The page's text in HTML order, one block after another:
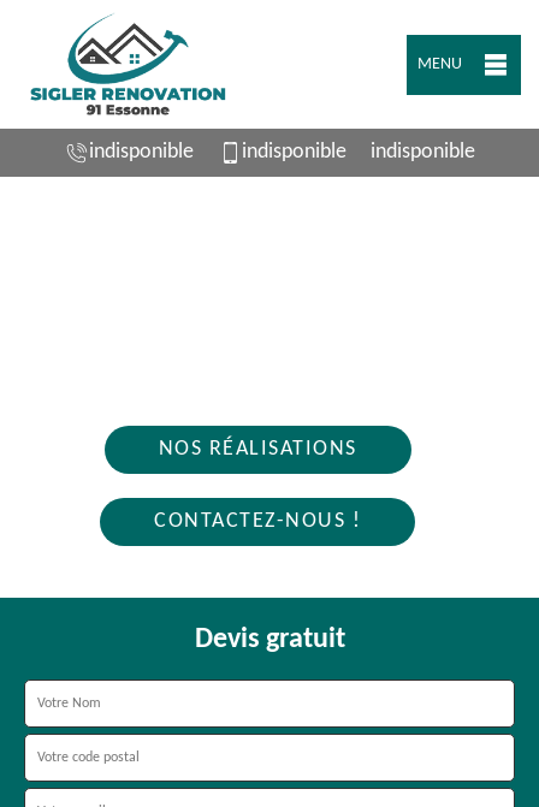
MENU
indisponible indisponible indisponible
NOS RÉALISATIONS
CONTACTEZ-NOUS !
Devis gratuit